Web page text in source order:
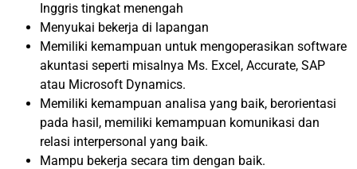
Inggris tingkat menengah
Menyukai bekerja di lapangan
Memiliki kemampuan untuk mengoperasikan software
akuntasi seperti misalnya Ms. Excel, Accurate, SAP
atau Microsoft Dynamics.
Memiliki kemampuan analisa yang baik, berorientasi
pada hasil, memiliki kemampuan komunikasi dan
relasi interpersonal yang baik.
Mampu bekerja secara tim dengan baik.